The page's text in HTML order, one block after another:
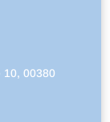
10, 00380